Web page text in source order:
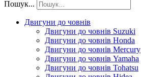
Пошук...
Двигуни до човнів
Двигуни до човнів Suzuki
Двигуни до човнів Honda
Двигуни до човнів Mercury
Двигуни до човнів Yamaha
Двигуни до човнів Tohatsu